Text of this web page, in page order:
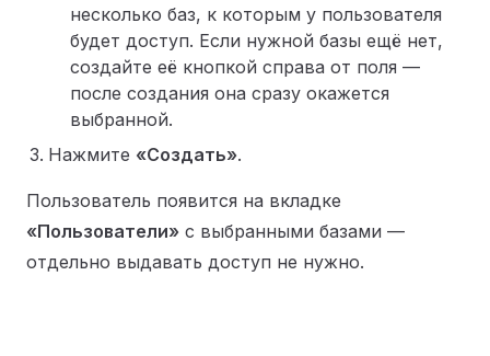
несколько баз, к которым у пользователя
будет доступ. Если нужной базы ещё нет,
создайте её кнопкой справа от поля —
после создания она сразу окажется
выбранной.
Нажмите «Создать».
Пользователь появится на вкладке
«Пользователи» с выбранными базами —
отдельно выдавать доступ не нужно.